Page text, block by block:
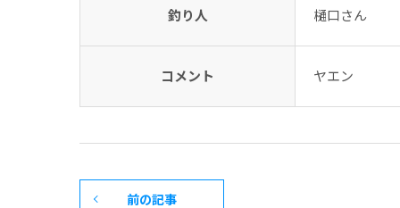
釣り人 樋口さん
コメント ヤエン
前の記事